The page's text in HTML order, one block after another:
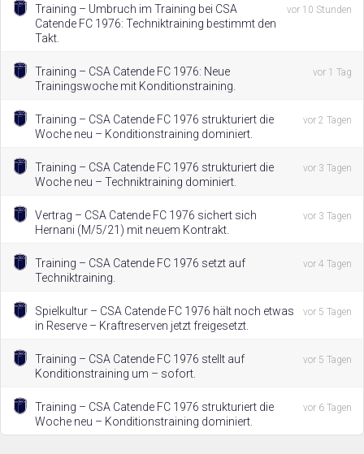
Training – Umbruch im Training bei CSA
Catende FC 1976: Techniktraining bestimmt den
Takt.
vor 10 Stunden
Training – CSA Catende FC 1976: Neue
Trainingswoche mit Konditionstraining.
vor 1 Tag
Training – CSA Catende FC 1976 strukturiert die
Woche neu – Konditionstraining dominiert.
vor 2 Tagen
Training – CSA Catende FC 1976 strukturiert die
Woche neu – Techniktraining dominiert.
vor 3 Tagen
Vertrag – CSA Catende FC 1976 sichert sich
Hernani (M/5/21) mit neuem Kontrakt.
vor 3 Tagen
Training – CSA Catende FC 1976 setzt auf
Techniktraining.
vor 4 Tagen
Spielkultur – CSA Catende FC 1976 hält noch etwas
in Reserve – Kraftreserven jetzt freigesetzt.
vor 5 Tagen
Training – CSA Catende FC 1976 stellt auf
Konditionstraining um – sofort.
vor 5 Tagen
Training – CSA Catende FC 1976 strukturiert die
Woche neu – Konditionstraining dominiert.
vor 6 Tagen